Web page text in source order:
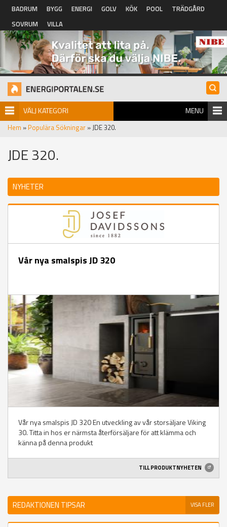
Hoppa till huvudinnehåll
BADRUM BYGG ENERGI GOLV KÖK POOL
TRÄDGÅRD
SOVRUM
VILLA
VÄLJ KATEGORI MENU
Hem » Populära Sökningar » JDE 320.
JDE 320.
NYHETER
Vår nya smalspis JD 320
Vår nya smalspis JD 320 En utveckling av vår storsäljare Viking
30. Titta in hos er närmsta återförsäljare för att klämma och
känna på denna produkt
TILL PRODUKTNYHETEN
REDAKTIONEN TIPSAR VISA FLER